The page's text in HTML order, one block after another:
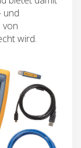
und
von
wird.